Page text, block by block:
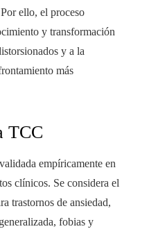
ello, el proceso
y transformación
y a la
más
TCC
empíricamente en
clínicos. Se considera el
trastornos de ansiedad,
fobias y